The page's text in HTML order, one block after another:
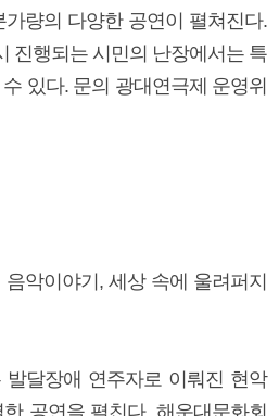
가량의 다양한 공연이 펼쳐진다.
진행되는 시민의 난장에서는 특
있다. 문의 광대연극제 운영위
음악이야기, 세상 속에 울려퍼지
발달장애 연주자로 이뤄진 현악
한 공연을 펼친다. 해운대문화회